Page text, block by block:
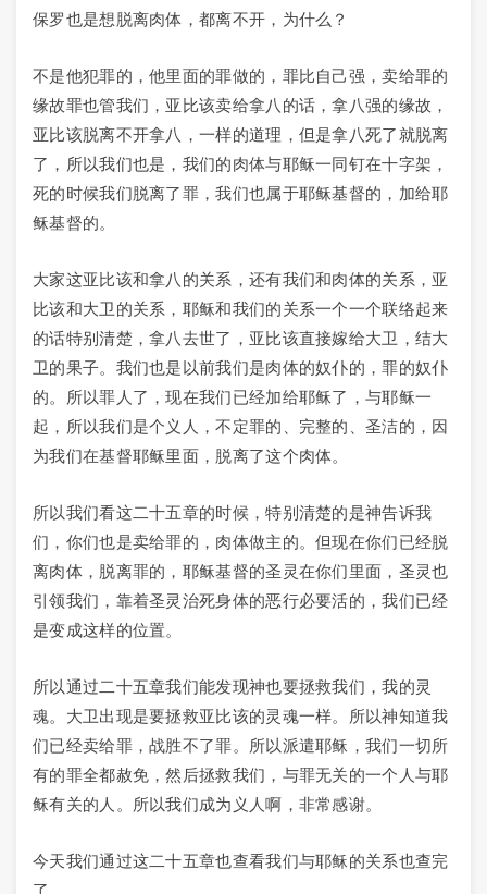
保罗也是想脱离肉体，都离不开，为什么？
不是他犯罪的，他里面的罪做的，罪比自己强，卖给罪的
缘故罪也管我们，亚比该卖给拿八的话，拿八强的缘故，
亚比该脱离不开拿八，一样的道理，但是拿八死了就脱离
了，所以我们也是，我们的肉体与耶稣一同钉在十字架，
死的时候我们脱离了罪，我们也属于耶稣基督的，加给耶
稣基督的。
大家这亚比该和拿八的关系，还有我们和肉体的关系，亚
比该和大卫的关系，耶稣和我们的关系一个一个联络起来
的话特别清楚，拿八去世了，亚比该直接嫁给大卫，结大
卫的果子。我们也是以前我们是肉体的奴仆的，罪的奴仆
的。所以罪人了，现在我们已经加给耶稣了，与耶稣一
起，所以我们是个义人，不定罪的、完整的、圣洁的，因
为我们在基督耶稣里面，脱离了这个肉体。
所以我们看这二十五章的时候，特别清楚的是神告诉我
们，你们也是卖给罪的，肉体做主的。但现在你们已经脱
离肉体，脱离罪的，耶稣基督的圣灵在你们里面，圣灵也
引领我们，靠着圣灵治死身体的恶行必要活的，我们已经
是变成这样的位置。
所以通过二十五章我们能发现神也要拯救我们，我的灵
魂。大卫出现是要拯救亚比该的灵魂一样。所以神知道我
们已经卖给罪，战胜不了罪。所以派遣耶稣，我们一切所
有的罪全都赦免，然后拯救我们，与罪无关的一个人与耶
稣有关的人。所以我们成为义人啊，非常感谢。
今天我们通过这二十五章也查看我们与耶稣的关系也查完
了。